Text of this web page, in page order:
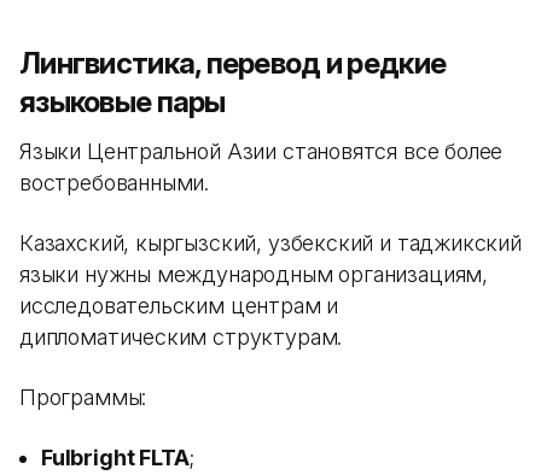
Лингвистика, перевод и редкие
языковые пары
Языки Центральной Азии становятся все более
востребованными.
Казахский, кыргызский, узбекский и таджикский
языки нужны международным организациям,
исследовательским центрам и
дипломатическим структурам.
Программы:
Fulbright FLTA;